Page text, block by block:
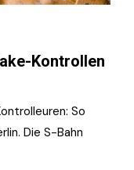
Kontrollen
So
Die S-Bahn